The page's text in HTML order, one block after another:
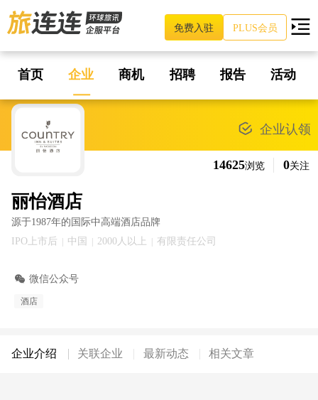
免费入驻 PLUS会员
首页 企业 商机 招聘 报告 活动
丽怡酒店
源于1987年的国际中高端酒店品牌
IPO上市后
中国 2000人以上 |有限责任公司
14625浏览 0关注
企业认领
微信公众号
酒店
企业介绍 关联企业 最新动态 相关文章